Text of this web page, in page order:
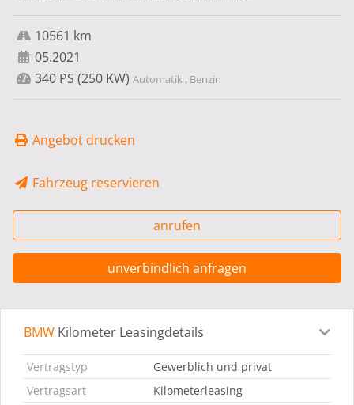
10561 km
05.2021
340 PS (250 KW) Automatik , Benzin
Angebot drucken
Fahrzeug reservieren
anrufen
unverbindlich anfragen
Leasingdetails Fahrzeugdetails
BMW Kilometer Leasingdetails
Vertragstyp
Gewerblich und privat
Vertragsart
Kilometerleasing